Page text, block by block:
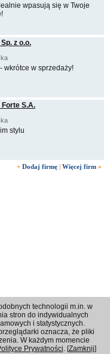
wpasują się w Twoje
z o.o.
wkrótce w sprzedaży!
S.A.
stylu
+ Dodaj firmę Więcej firm »
Reklama|Kontakt
Wszystkie prawa zastrzeżone
technologii m.in. w
stron do indywidualnych
i statystycznych.
oznacza, że pliki
W każdym momencie
Prywatności. [Zamknij]